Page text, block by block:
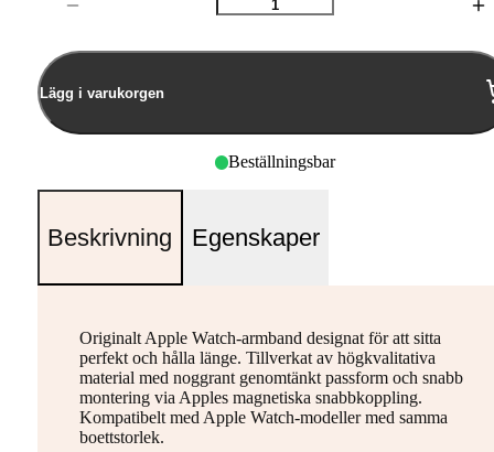
Antal
Lägg i varukorgen
Beställningsbar
Beskrivning Egenskaper
Originalt Apple Watch-armband designat för att sitta
perfekt och hålla länge. Tillverkat av högkvalitativa
material med noggrant genomtänkt passform och snabb
montering via Apples magnetiska snabbkoppling.
Kompatibelt med Apple Watch-modeller med samma
boettstorlek.